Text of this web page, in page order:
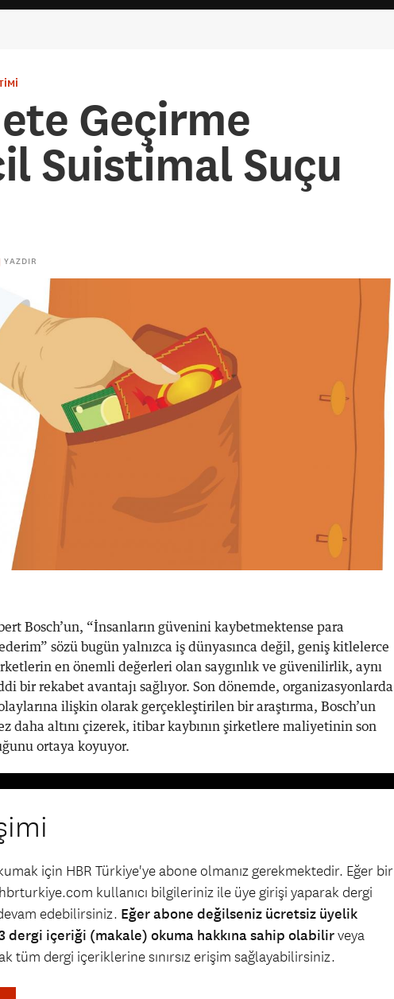
Geçirme
Suistimal Suçu
YAZDIR
Bosch’un, “İnsanların güvenini kaybetmektense para
sözü bugün yalnızca iş dünyasınca değil, geniş kitlelerce
en önemli değerleri olan saygınlık ve güvenilirlik, aynı
bir rekabet avantajı sağlıyor. Son dönemde, organizasyonlarda
ilişkin olarak gerçekleştirilen bir araştırma, Bosch’un
daha altını çizerek, itibar kaybının şirketlere maliyetinin son
ortaya koyuyor.
için HBR Türkiye'ye abone olmanız gerekmektedir. Eğer bir
kullanıcı bilgileriniz ile üye girişi yaparak dergi
edebilirsiniz. Eğer abone değilseniz ücretsiz üyelik
dergi içeriği (makale) okuma hakkına sahip olabilirveya
tüm dergi içeriklerine sınırsız erişim sağlayabilirsiniz.